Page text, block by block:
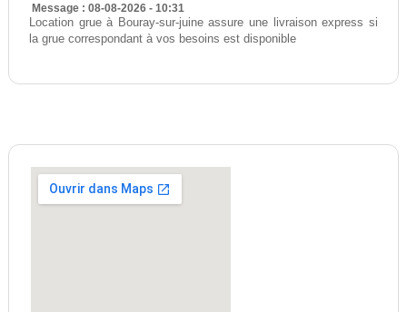
Message : 08-08-2026 - 10:31
Location grue à Bouray-sur-juine assure une livraison express si
la grue correspondant à vos besoins est disponible